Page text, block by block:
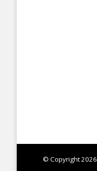
© Copyright 2026